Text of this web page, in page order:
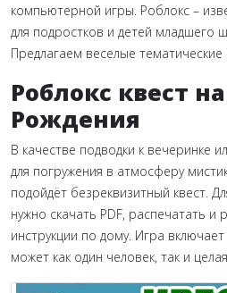
компьютерной игры. Роблокс –
для подростков и детей младшего
Предлагаем веселые
Роблокс квест
Рождения
В качестве подводки к вечеринке
для погружения в атмосферу
подойдёт безреквизитный квест.
нужно скачать PDF, распечатать и
инструкции по дому. Игра
может как один человек, так и